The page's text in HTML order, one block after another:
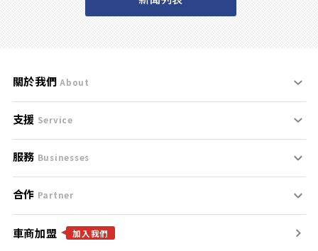
關於我們 About
刊登規範
服務條款
免責聲明
隱私權政策
支援 Service
支援中心
聯絡我們
服務 Businesses
什麼是Goo鑑定？
找好車
合作 Partner
合作夥伴
車商加盟 加入我們